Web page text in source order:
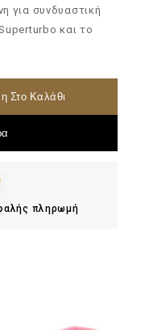
για συνδυαστική
και το
Στο Καλάθι
πληρωμή